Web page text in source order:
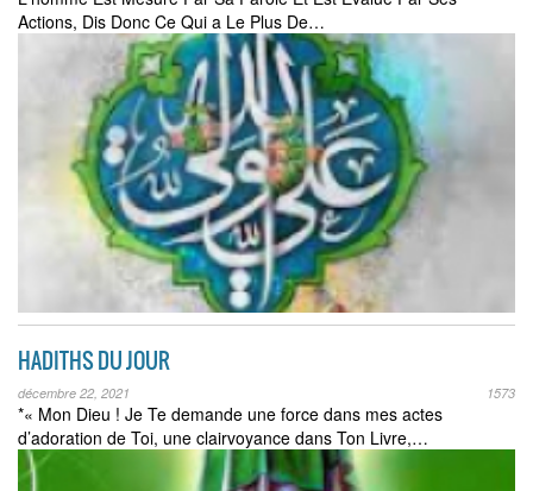
Actions, Dis Donc Ce Qui a Le Plus De…
HADITHS DU JOUR
décembre 22, 2021 1573
*« Mon Dieu ! Je Te demande une force dans mes actes
d’adoration de Toi, une clairvoyance dans Ton Livre,…